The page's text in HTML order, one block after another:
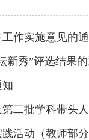
作实施意见的
新秀”评选结果
二批学科带头
活动（教师部